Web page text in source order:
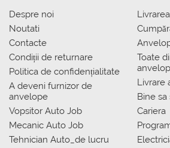
Despre noi
Noutati
Contacte
Condiții de returnare
Politica de confidențialitate
A deveni furnizor de
anvelope
Vopsitor Auto Job
Mecanic Auto Job
Tehnician Auto_de lucru
Toate
Livrare
Bine sa
Cariera